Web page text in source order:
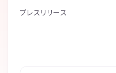
プレスリリース